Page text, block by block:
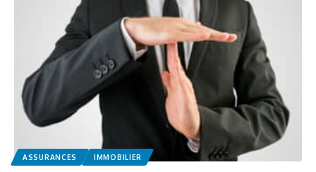
ASSURANCES IMMOBILIER